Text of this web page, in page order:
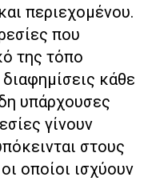
περιεχομένου.
που
της τόπο
κάθε
υπάρχουσες
γίνουν
στους
οποίοι ισχύουν